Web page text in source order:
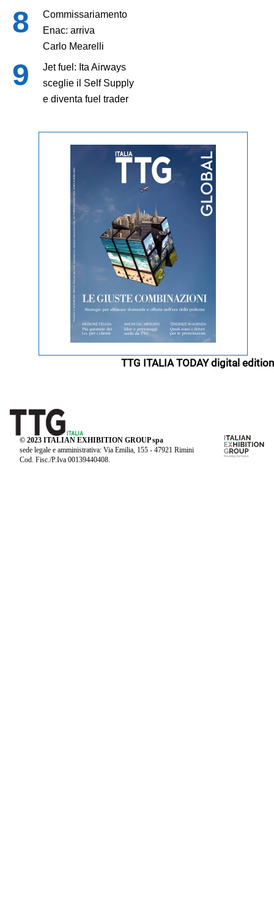
Commissariamento
Enac: arriva
Carlo Mearelli
Jet fuel: Ita Airways
sceglie il Self Supply
e diventa fuel trader
TTG ITALIA TODAY digital edition
© 2023 ITALIAN EXHIBITION GROUP spa
sede legale e amministrativa: Via Emilia, 155 - 47921 Rimini
Cod. Fisc./P.Iva 00139440408.